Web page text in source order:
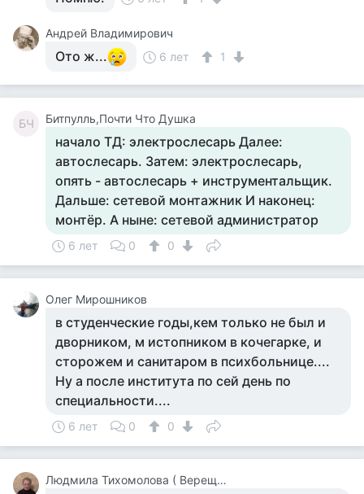
Андрей Владимирович
Ото ж... 6 лет 1
БЧ Битпулль,Почти Что Душка
начало ТД: электрослесарь Далее:
автослесарь. Затем: электрослесарь,
опять - автослесарь + инструментальщик.
Дальше: сетевой монтажник И наконец:
монтёр. А ныне: сетевой администратор
6 лет 0 0
Олег Мирошников
в студенческие годы,кем только не был и
дворником, м истопником в кочегарке, и
сторожем и санитаром в психбольнице....
Ну а после института по сей день по
специальности....
6 лет 0 0
Людмила Тихомолова ( Верещагина )